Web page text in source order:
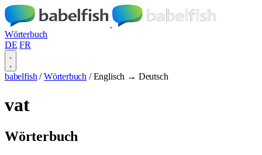
Wörterbuch
DE FR
babelfish / Wörterbuch / Englisch → Deutsch
vat
Wörterbuch